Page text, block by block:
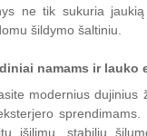
ne tik sukuria
šildymo šaltiniu.
namams ir lauko
modernius dujinius
sprendimams.
įšilimu, stabiliu